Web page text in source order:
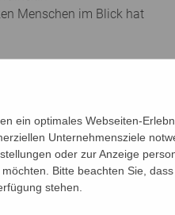
Menschen im Blick hat
durch Übungen für
Mit Schwung und
in der Gruppe an. Sie
Raum der LIMA
Älterwerdens können mit
ein optimales Webseiten-
Unternehmensziele
oder zur Anzeige
Bitte beachten Sie,
stehen.